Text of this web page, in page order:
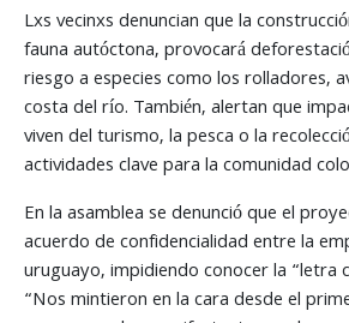
Lxs vecinxs denuncian que la
fauna autóctona, provocará
riesgo a especies como los rolladores,
costa del río. También, alertan que
viven del turismo, la pesca o la
actividades clave para la comunidad
En la asamblea se denunció que el
acuerdo de confidencialidad entre la
uruguayo, impidiendo conocer la “letra
“Nos mintieron en la cara desde el